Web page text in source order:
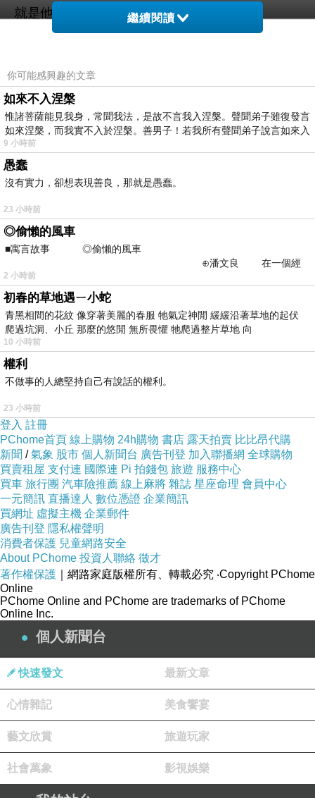
就是他平時對待我們的方式
三個小孩，三款不同的方式
這個病患，白天打針吃藥
晚上也無法好好入睡
我都替爸覺得累了
幾次跟弟弟換班
回家拖地洗衣，都是配著眼淚
其實我都知道，父親時日不多了
只是，開脊椎變成死亡？
外人也許無法預料
書唸最多的也還在那想破頭
免了，不是醫生的錯不是護理師的錯
全都是我們的錯
別想怪任何人
推託、不相信、謊言
促成了這個老人家到最後
爸爸對我感到愧疚
那些在病房的日子
也時常在對我說抱歉
原來有很多事情，他都對我不了解
也許是死神已在召喚
他前前後後真的說了很多很多
爸爸決定了我的學業路
今日我卻決定了他的生命
那句～好，我們放棄急救這種話
誰能承擔？
握著冰冷的手
眼看著自己的父親毫無意識
那個幫浦重重的打在他的心臟
我知道，他在告訴我
算了！我想死
在3005病房
老爸也一直說著～我就要死了⋯⋯的這種話
在3005病房偶爾
繼續閱讀
你可能感興趣的文章
如來不入涅槃
惟諸菩薩能見我身，常聞我法，是故不言我入涅槃。聲聞弟子雖復發言
如來涅槃，而我實不入於涅槃。善男子！若我所有聲聞弟子說言如來入
9 小時前
愚蠢
沒有實力，卻想表現善良，那就是愚蠢。
23 小時前
◎偷懶的風車
■寓言故事 ◎偷懶的風車
⊕潘文良 在一個經
常颳風的山丘上—&m
2 小時前
初春的草地遇ㄧ小蛇
青黑相間的花紋 像穿著美麗的春服 牠氣定神閒 緩緩沿著草地的起伏
爬過坑洞、小丘 那麼的悠閒 無所畏懼 牠爬過整片草地 向
10 小時前
權利
不做事的人總堅持自己有說話的權利。
23 小時前
登入 註冊
PChome首頁 線上購物 24h購物 書店 露天拍賣 比比昂代購
新聞 /氣象 股市 個人新聞台 廣告刊登 加入聯播網 全球購物
買賣租屋 支付連 國際連 Pi 拍錢包 旅遊 服務中心
買車 旅行團 汽車險推薦 線上麻將 雜誌 星座命理 會員中心
一元簡訊 直播達人 數位憑證 企業簡訊
買網址 虛擬主機 企業郵件
廣告刊登 隱私權聲明
消費者保護 兒童網路安全
About PChome 投資人聯絡 徵才
著作權保護 ｜網路家庭版權所有、轉載必究 ‧Copyright PChome
Online
PChome Online and PChome are trademarks of PChome
Online Inc.
個人新聞台
快速發文 最新文章
心情雜記 美食饗宴
藝文欣賞 旅遊玩家
社會萬象 影視娛樂